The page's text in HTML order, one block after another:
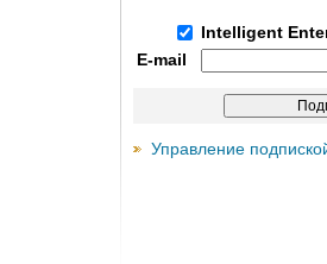
Intelligent
E-mail
Управление